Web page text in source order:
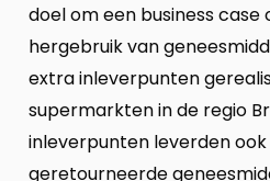
doel om een business
hergebruik van
extra inleverpunten
supermarkten in de regio
inleverpunten leverden
geretourneerde